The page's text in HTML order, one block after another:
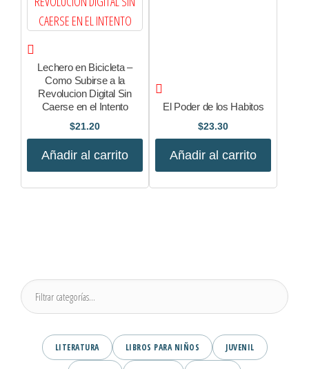
Lechero en Bicicleta –
Como Subirse a la
Revolucion Digital Sin
Caerse en el Intento
$21.20
Añadir al carrito
El Poder de los Habitos
$23.30
Añadir al carrito
LITERATURA LIBROS PARA NIÑOS JUVENIL